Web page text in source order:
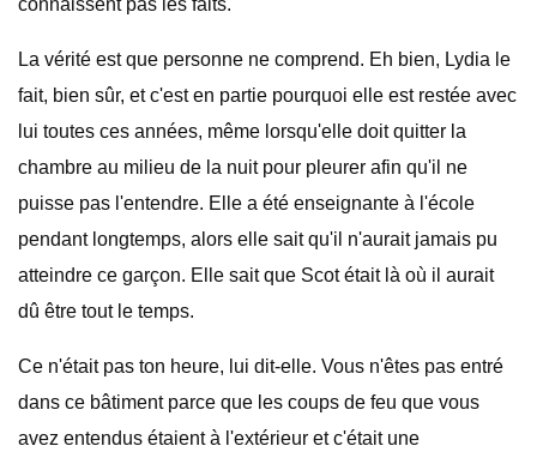
connaissent pas les faits.
La vérité est que personne ne comprend. Eh bien, Lydia le
fait, bien sûr, et c'est en partie pourquoi elle est restée avec
lui toutes ces années, même lorsqu'elle doit quitter la
chambre au milieu de la nuit pour pleurer afin qu'il ne
puisse pas l'entendre. Elle a été enseignante à l'école
pendant longtemps, alors elle sait qu'il n'aurait jamais pu
atteindre ce garçon. Elle sait que Scot était là où il aurait
dû être tout le temps.
Ce n'était pas ton heure, lui dit-elle. Vous n'êtes pas entré
dans ce bâtiment parce que les coups de feu que vous
avez entendus étaient à l'extérieur et c'était une